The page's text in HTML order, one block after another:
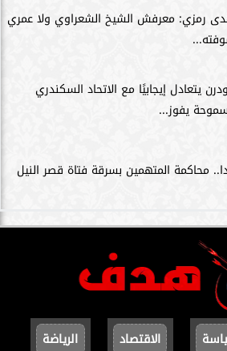
رمزي: معرفش الشيخ الشعراوي ولا عمري
يتعادل إيجابيًا مع الاتحاد السكندري
يفوز...
محاكمة المتهمين بسرقة فتاة قصر النيل
الاقتصاد
الرياضة